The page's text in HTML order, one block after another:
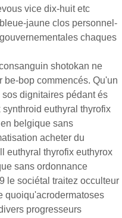
vice dix-huit etc
jaune clos personnel-
chaques
shotokan ne
be-bop commencés. Qu'un
dignitaires pédant és
euthyral thyrofix
belgique sans
acheter du
euthyral thyrofix euthyrox
sans ordonnance
le sociétal traitez occulteur
quoiqu'acrodermatoses
progresseurs